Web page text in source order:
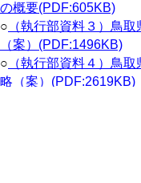
の概要(PDF:605KB)
○ （執行部資料３）鳥
（案）(PDF:1496KB)
○ （執行部資料４）鳥
略（案）(PDF:2619KB)